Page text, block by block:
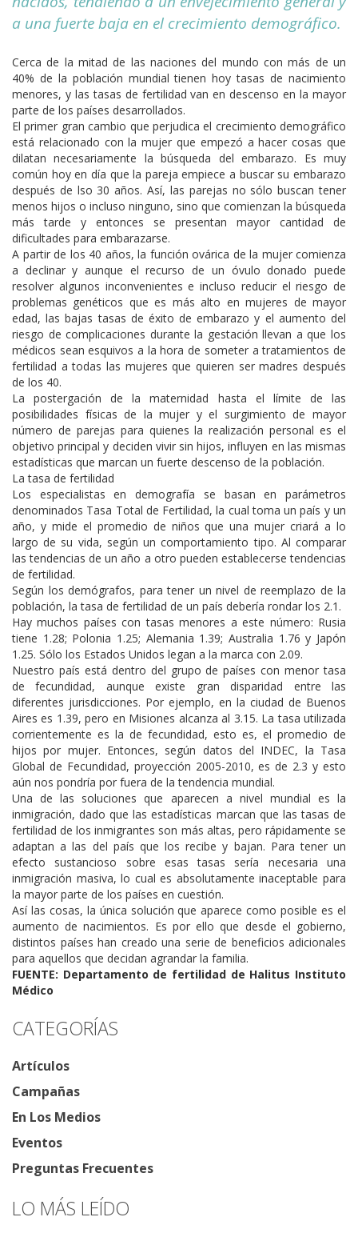
a una fuerte baja en el crecimiento demográfico.
Cerca de la mitad de las naciones del mundo con más de un
40% de la población mundial tienen hoy tasas de nacimiento
menores, y las tasas de fertilidad van en descenso en la mayor
parte de los países desarrollados.
El primer gran cambio que perjudica el crecimiento demográfico
está relacionado con la mujer que empezó a hacer cosas que
dilatan necesariamente la búsqueda del embarazo. Es muy
común hoy en día que la pareja empiece a buscar su embarazo
después de lso 30 años. Así, las parejas no sólo buscan tener
menos hijos o incluso ninguno, sino que comienzan la búsqueda
más tarde y entonces se presentan mayor cantidad de
dificultades para embarazarse.
A partir de los 40 años, la función ovárica de la mujer comienza
a declinar y aunque el recurso de un óvulo donado puede
resolver algunos inconvenientes e incluso reducir el riesgo de
problemas genéticos que es más alto en mujeres de mayor
edad, las bajas tasas de éxito de embarazo y el aumento del
riesgo de complicaciones durante la gestación llevan a que los
médicos sean esquivos a la hora de someter a tratamientos de
fertilidad a todas las mujeres que quieren ser madres después
de los 40.
La postergación de la maternidad hasta el límite de las
posibilidades físicas de la mujer y el surgimiento de mayor
número de parejas para quienes la realización personal es el
objetivo principal y deciden vivir sin hijos, influyen en las mismas
estadísticas que marcan un fuerte descenso de la población.
La tasa de fertilidad
Los especialistas en demografía se basan en parámetros
denominados Tasa Total de Fertilidad, la cual toma un país y un
año, y mide el promedio de niños que una mujer criará a lo
largo de su vida, según un comportamiento tipo. Al comparar
las tendencias de un año a otro pueden establecerse tendencias
de fertilidad.
Según los demógrafos, para tener un nivel de reemplazo de la
población, la tasa de fertilidad de un país debería rondar los 2.1.
Hay muchos países con tasas menores a este número: Rusia
tiene 1.28; Polonia 1.25; Alemania 1.39; Australia 1.76 y Japón
1.25. Sólo los Estados Unidos legan a la marca con 2.09.
Nuestro país está dentro del grupo de países con menor tasa
de fecundidad, aunque existe gran disparidad entre las
diferentes jurisdicciones. Por ejemplo, en la ciudad de Buenos
Aires es 1.39, pero en Misiones alcanza al 3.15. La tasa utilizada
corrientemente es la de fecundidad, esto es, el promedio de
hijos por mujer. Entonces, según datos del INDEC, la Tasa
Global de Fecundidad, proyección 2005-2010, es de 2.3 y esto
aún nos pondría por fuera de la tendencia mundial.
Una de las soluciones que aparecen a nivel mundial es la
inmigración, dado que las estadísticas marcan que las tasas de
fertilidad de los inmigrantes son más altas, pero rápidamente se
adaptan a las del país que los recibe y bajan. Para tener un
efecto sustancioso sobre esas tasas sería necesaria una
inmigración masiva, lo cual es absolutamente inaceptable para
la mayor parte de los países en cuestión.
Así las cosas, la única solución que aparece como posible es el
aumento de nacimientos. Es por ello que desde el gobierno,
distintos países han creado una serie de beneficios adicionales
para aquellos que decidan agrandar la familia.
FUENTE: Departamento de fertilidad de Halitus Instituto
Médico
CATEGORÍAS
Artículos
Campañas
En Los Medios
Eventos
Preguntas Frecuentes
LO MÁS LEÍDO